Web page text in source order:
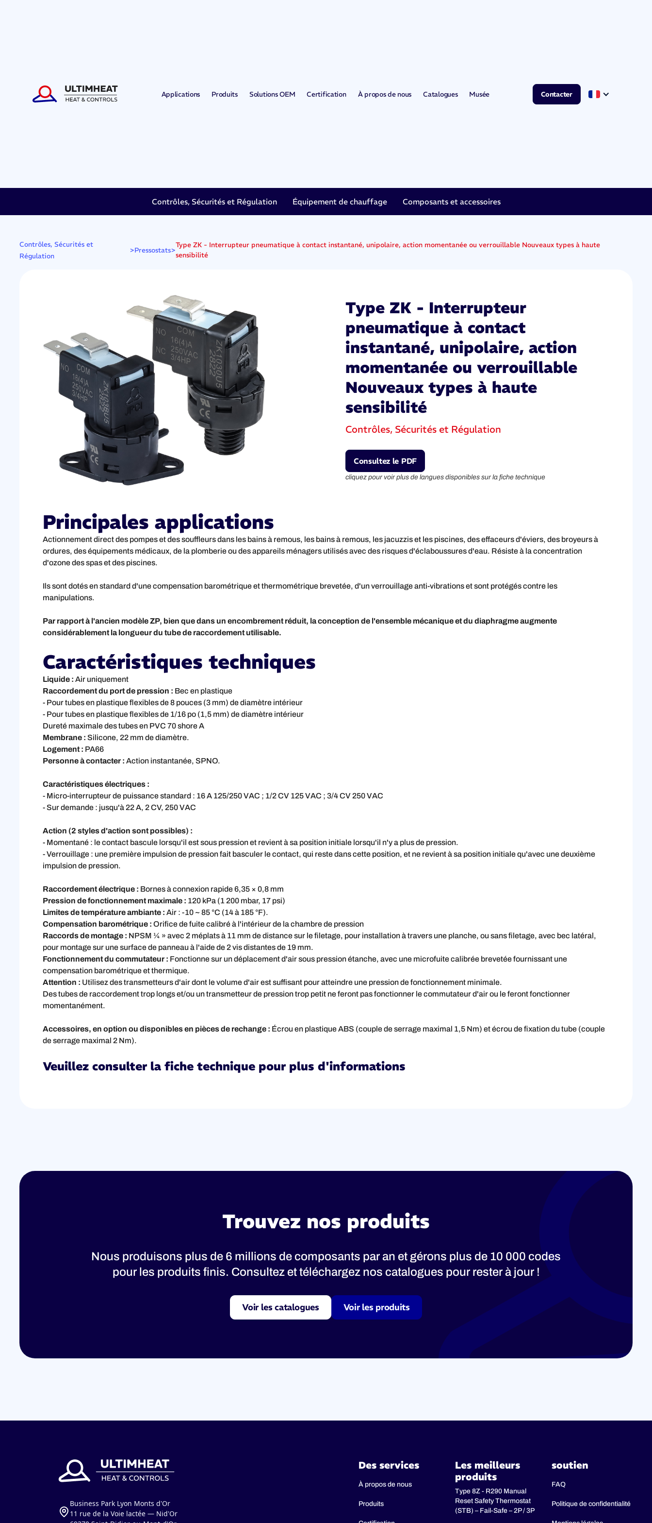
Applications Produits Solutions OEM Certification À propos de nous Catalogues Musée Contacter
Contrôles, Sécurités et Régulation Équipement de chauffage Composants et accessoires
Contrôles, Sécurités et
Régulation
>Pressostats>
Type ZK - Interrupteur pneumatique à contact instantané, unipolaire, action momentanée ou verrouillable Nouveaux types à haute
sensibilité
Type ZK - Interrupteur
pneumatique à contact
instantané, unipolaire, action
momentanée ou verrouillable
Nouveaux types à haute
sensibilité
Contrôles, Sécurités et Régulation
Consultez le PDF
cliquez pour voir plus de langues disponibles sur la fiche technique
Principales applications
Actionnement direct des pompes et des souffleurs dans les bains à remous, les bains à remous, les jacuzzis et les piscines, des effaceurs d'éviers, des broyeurs à
ordures, des équipements médicaux, de la plomberie ou des appareils ménagers utilisés avec des risques d'éclaboussures d'eau. Résiste à la concentration
d'ozone des spas et des piscines.
Ils sont dotés en standard d'une compensation barométrique et thermométrique brevetée, d'un verrouillage anti-vibrations et sont protégés contre les
manipulations.
Par rapport à l'ancien modèle ZP, bien que dans un encombrement réduit, la conception de l'ensemble mécanique et du diaphragme augmente
considérablement la longueur du tube de raccordement utilisable.
Caractéristiques techniques
Liquide : Air uniquement
Raccordement du port de pression : Bec en plastique
- Pour tubes en plastique flexibles de 8 pouces (3 mm) de diamètre intérieur
- Pour tubes en plastique flexibles de 1/16 po (1,5 mm) de diamètre intérieur
Dureté maximale des tubes en PVC 70 shore A
Membrane : Silicone, 22 mm de diamètre.
Logement : PA66
Personne à contacter : Action instantanée, SPNO.
Caractéristiques électriques :
- Micro-interrupteur de puissance standard : 16 A 125/250 VAC ; 1/2 CV 125 VAC ; 3/4 CV 250 VAC
- Sur demande : jusqu'à 22 A, 2 CV, 250 VAC
Action (2 styles d'action sont possibles) :
- Momentané : le contact bascule lorsqu'il est sous pression et revient à sa position initiale lorsqu'il n'y a plus de pression.
- Verrouillage : une première impulsion de pression fait basculer le contact, qui reste dans cette position, et ne revient à sa position initiale qu'avec une deuxième
impulsion de pression.
Raccordement électrique : Bornes à connexion rapide 6,35 × 0,8 mm
Pression de fonctionnement maximale : 120 kPa (1 200 mbar, 17 psi)
Limites de température ambiante : Air : -10 ~ 85 °C (14 à 185 °F).
Compensation barométrique : Orifice de fuite calibré à l'intérieur de la chambre de pression
Raccords de montage : NPSM ¼ » avec 2 méplats à 11 mm de distance sur le filetage, pour installation à travers une planche, ou sans filetage, avec bec latéral,
pour montage sur une surface de panneau à l'aide de 2 vis distantes de 19 mm.
Fonctionnement du commutateur : Fonctionne sur un déplacement d'air sous pression étanche, avec une microfuite calibrée brevetée fournissant une
compensation barométrique et thermique.
Attention : Utilisez des transmetteurs d'air dont le volume d'air est suffisant pour atteindre une pression de fonctionnement minimale.
Des tubes de raccordement trop longs et/ou un transmetteur de pression trop petit ne feront pas fonctionner le commutateur d'air ou le feront fonctionner
momentanément.
Accessoires, en option ou disponibles en pièces de rechange : Écrou en plastique ABS (couple de serrage maximal 1,5 Nm) et écrou de fixation du tube (couple
de serrage maximal 2 Nm).
Veuillez consulter la fiche technique pour plus d'informations
Trouvez nos produits
Nous produisons plus de 6 millions de composants par an et gérons plus de 10 000 codes
pour les produits finis. Consultez et téléchargez nos catalogues pour rester à jour !
Voir les catalogues Voir les produits
Business Park Lyon Monts d'Or
11 rue de la Voie lactée — Nid'Or
Des services
À propos de nous
Produits
Les meilleurs
produits
Type 8Z - R290 Manual
Reset Safety Thermostat
(STB) – Fail-Safe – 2P / 3P
soutien
FAQ
Politique de confidentialité